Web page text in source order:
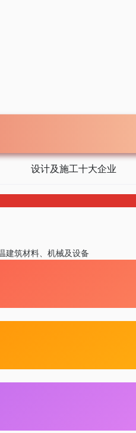
设计及施工十大企业
建筑材料、机械及设备